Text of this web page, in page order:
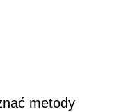
metody